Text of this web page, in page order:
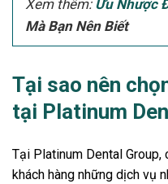
Xem thêm: Ưu Nhược
Mà Bạn Nên Biết
Tại sao nên
tại Platinum
Tại Platinum Dental
khách hàng những dịch vụ